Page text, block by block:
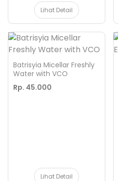
Lihat Detail
Batrisyia Micellar Freshly
Water with VCO
Rp. 45.000
Lihat Detail